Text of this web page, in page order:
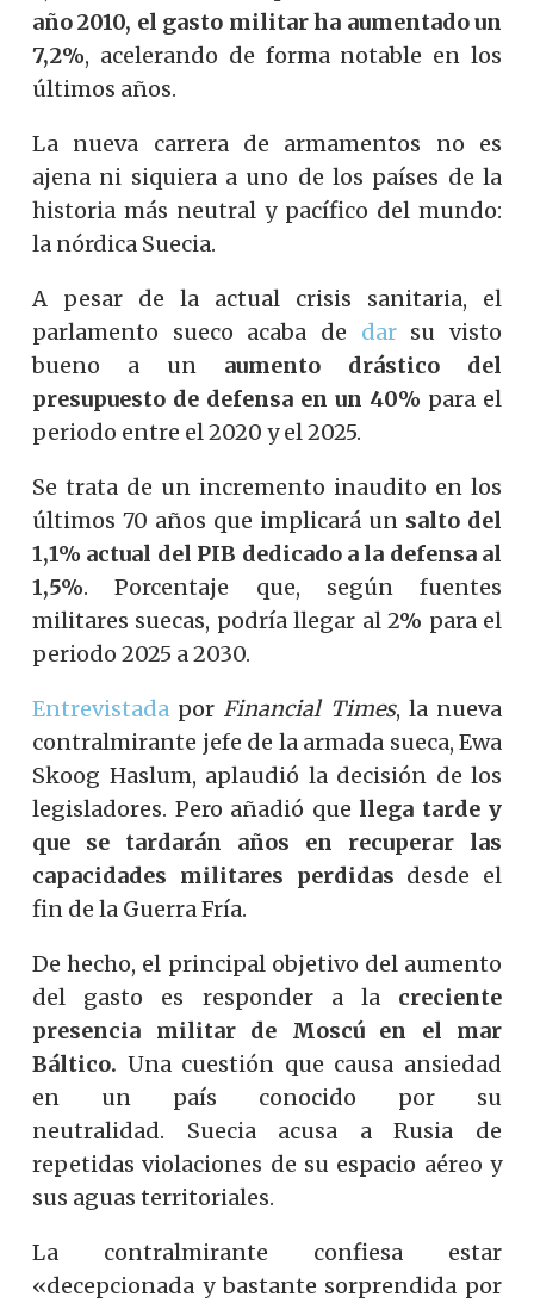
año 2010, el gasto militar ha aumentado un
7,2%, acelerando de forma notable en los
últimos años.
La nueva carrera de armamentos no es
ajena ni siquiera a uno de los países de la
historia más neutral y pacífico del mundo:
la nórdica Suecia.
A pesar de la actual crisis sanitaria, el
parlamento sueco acaba de darsu visto
bueno a un aumento drástico del
presupuesto de defensa en un 40% para el
periodo entre el 2020 y el 2025.
Se trata de un incremento inaudito en los
últimos 70 años que implicará un salto del
1,1% actual del PIB dedicado a la defensa al
1,5%. Porcentaje que, según fuentes
militares suecas, podría llegar al 2% para el
periodo 2025 a 2030.
Entrevistada por Financial Times, la nueva
contralmirante jefe de la armada sueca, Ewa
Skoog Haslum, aplaudió la decisión de los
legisladores. Pero añadió que llega tarde y
que se tardarán años en recuperar las
capacidades militares perdidas desde el
fin de la Guerra Fría.
De hecho, el principal objetivo del aumento
del gasto es responder a la creciente
presencia militar de Moscú en el mar
Báltico. Una cuestión que causa ansiedad
en un país conocido por su
neutralidad. Suecia acusa a Rusia de
repetidas violaciones de su espacio aéreo y
sus aguas territoriales.
La contralmirante confiesa estar
«decepcionada y bastante sorprendida por